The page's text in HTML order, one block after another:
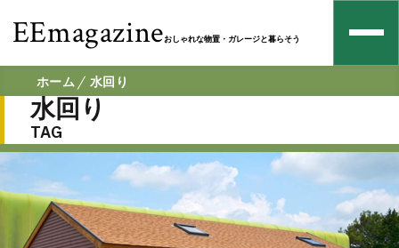
EEmagazineおしゃれな物置・ガレージと暮らそう
ホーム 水回り
水回り
TAG